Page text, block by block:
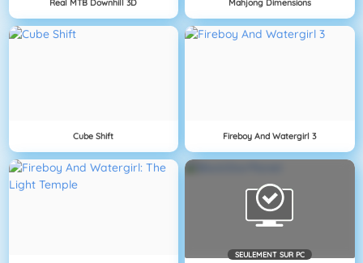
Cube Shift Fireboy And Watergirl 3
SEULEMENT SUR PC